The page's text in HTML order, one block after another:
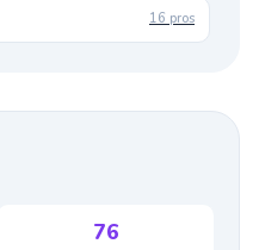
16 pros
76